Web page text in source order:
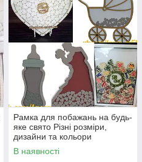
Рамка для побажань на будь-
яке свято Різні розміри,
дизайни та кольори
В наявності